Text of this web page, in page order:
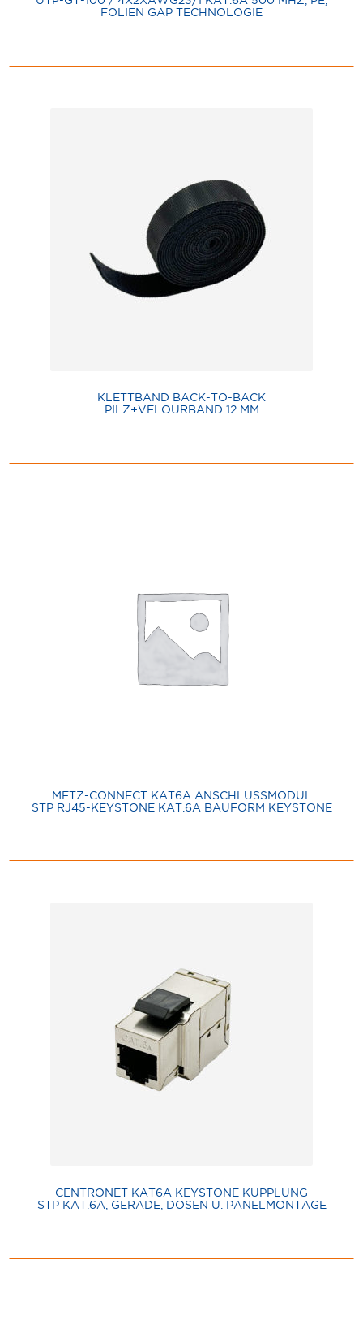
FOLIEN GAP TECHNOLOGIE
KLETTBAND BACK-TO-BACK
PILZ+VELOURBAND 12 MM
METZ-CONNECT KAT6A ANSCHLUSSMODUL
STP RJ45-KEYSTONE KAT.6A BAUFORM KEYSTONE
CENTRONET KAT6A KEYSTONE KUPPLUNG
STP KAT.6A, GERADE, DOSEN U. PANELMONTAGE